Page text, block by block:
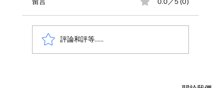
評論和評等......